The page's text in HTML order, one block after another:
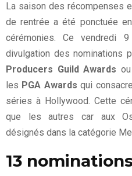
La saison des récompenses
de rentrée a été ponctuée
cérémonies. Ce vendredi
divulgation des nominations
Producers Guild Awards
les PGA Awards qui
séries à Hollywood. Cette
que les autres car aux
désignés dans la catégorie
13